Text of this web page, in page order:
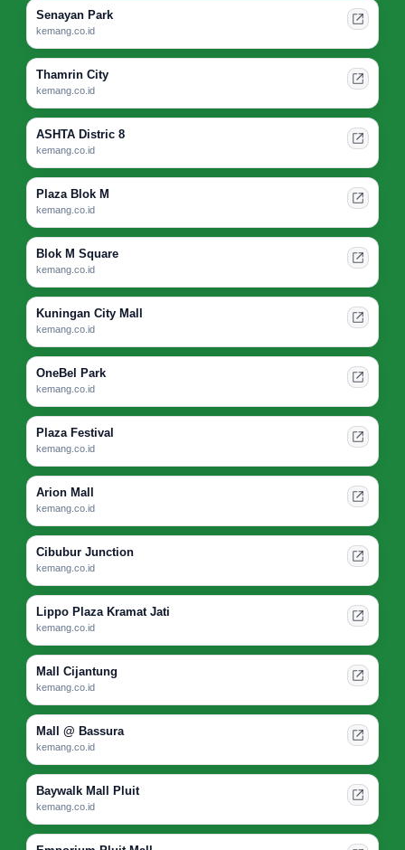
Senayan Park
kemang.co.id
Thamrin City
kemang.co.id
ASHTA Distric 8
kemang.co.id
Plaza Blok M
kemang.co.id
Blok M Square
kemang.co.id
Kuningan City Mall
kemang.co.id
OneBel Park
kemang.co.id
Plaza Festival
kemang.co.id
Arion Mall
kemang.co.id
Cibubur Junction
kemang.co.id
Lippo Plaza Kramat Jati
kemang.co.id
Mall Cijantung
kemang.co.id
Mall @ Bassura
kemang.co.id
Baywalk Mall Pluit
kemang.co.id